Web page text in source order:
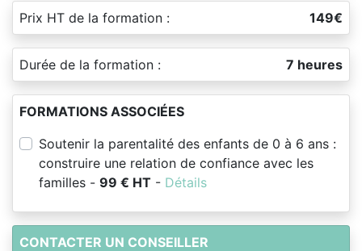
Prix HT de la formation : 149€
Durée de la formation : 7 heures
FORMATIONS ASSOCIÉES
Soutenir la parentalité des enfants de 0 à 6 ans :
construire une relation de confiance avec les
familles - 99 € HT - Détails
CONTACTER UN CONSEILLER